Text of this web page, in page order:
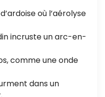
où l’aérolyse
incruste un arc-en-
comme une onde
dans un